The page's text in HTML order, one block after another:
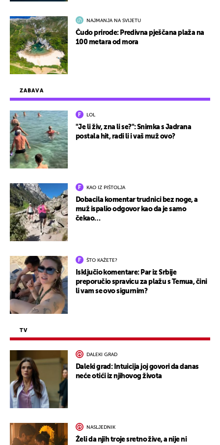
ZABAVA
LOL
"Je li živ, zna li se?": Snimka s Jadrana
postala hit, radi li i vaš muž ovo?
KAO IZ PIŠTOLJA
Dobacila komentar trudnici bez noge, a
muž ispalio odgovor kao da je samo
čekao…
ŠTO KAŽETE?
Isključio komentare: Par iz Srbije
preporučio spravicu za plažu s Temua, čini
li vam se ovo sigurnim?
TV
DALEKI GRAD
Daleki grad: Intuicija joj govori da danas
neće otići iz njihovog života
NASLJEDNIK
Želi da njih troje sretno žive, a nije ni
NAJMANJA NA SVIJETU
Čudo prirode: Predivna pješčana plaža na
100 metara od mora